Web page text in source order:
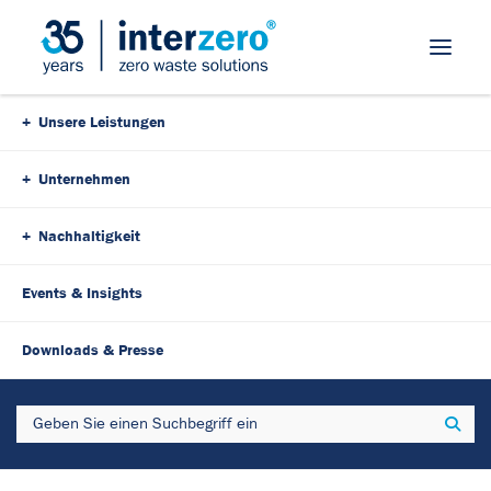
Skip Navigation
Unsere Leistungen
Unternehmen
Nachhaltigkeit
Events & Insights
Downloads & Presse
Search
Mit IES zu profitablen und
nachhaltigen